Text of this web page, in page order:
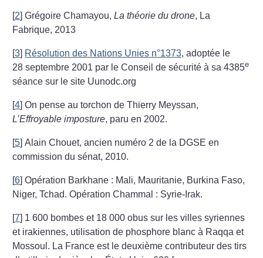
[2]Grégoire Chamayou,La théorie du drone, La
Fabrique, 2013
[3] Résolution des Nations Unies n°1373, adoptée le
28 septembre 2001 par le Conseil de sécurité à sa 4385e
séance sur le site Uunodc.org
[4]On pense au torchon de Thierry Meyssan,
L’Effroyable imposture, paru en 2002.
[5]Alain Chouet, ancien numéro 2 de la DGSE en
commission du sénat, 2010.
[6]Opération Barkhane : Mali, Mauritanie, Burkina Faso,
Niger, Tchad. Opération Chammal : Syrie-Irak.
[7] 1 600 bombes et 18 000 obus sur les villes syriennes
et irakiennes, utilisation de phosphore blanc à Raqqa et
Mossoul. La France est le deuxième contributeur des tirs